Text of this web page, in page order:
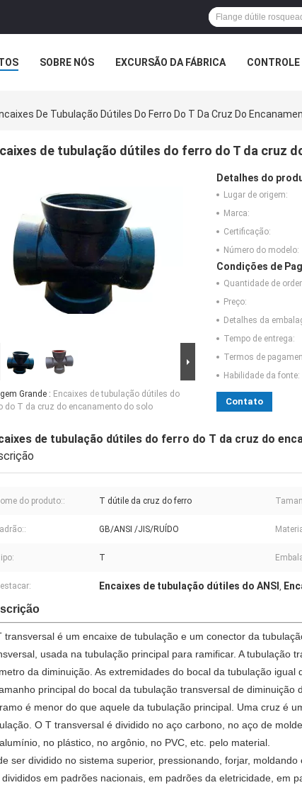
SOBRE NÓS EXCURSÃO DA FÁBRICA
De Tubulação Dútiles Do Ferro Do T Da Cruz Do
de tubulação dútiles do ferro do T da cruz
Grande : Encaixes de tubulação dútiles do
do T da cruz do encanamento do solo
Detalhes do
Lugar de origem:
Marca:
Certificação:
Número do modelo:
Condições de
Quantidade de
Preço:
Detalhes da
Tempo de entrega:
Termos de
Habilidade da fonte:
Contato
de tubulação dútiles do ferro do T da cruz do
do produto:: T dútile da cruz do ferro
GB/ANSI /JIS/RUÍDO
T
Encaixes de tubulação dútiles do ANSI ,
transversal é um encaixe de tubulação e um conector da
usada na tubulação principal para ramificar. A tubulação
da diminuição. As extremidades do bocal da tubulação
principal do bocal da tubulação transversal de
é menor do que aquele da tubulação principal. Uma cruz é
O T transversal é dividido no aço carbono, no aço de
no plástico, no argônio, no PVC, etc. pelo material.
ser dividido no sistema superior, pressionando, forjar,
divididos em padrões nacionais, em padrões da eletricidade, em